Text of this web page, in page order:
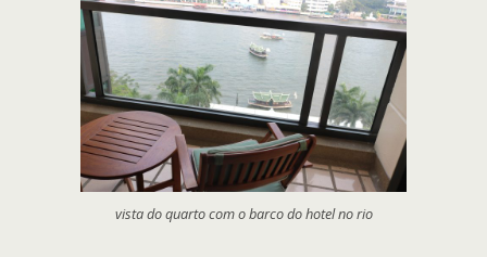
vista do quarto com o barco do hotel no rio